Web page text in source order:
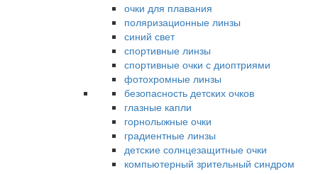
очки для плавания
поляризационные линзы
синий свет
спортивные линзы
спортивные очки с диоптриями
фотохромные линзы
безопасность детских очков
глазные капли
горнолыжные очки
градиентные линзы
детские солнцезащитные очки
компьютерный зрительный синдром